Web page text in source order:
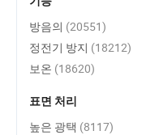
방음의 (20551)
정전기 방지 (18212)
보온 (18620)
표면 처리
높은 광택 (8117)